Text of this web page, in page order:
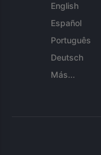
English
Español
Português
Deutsch
Más...